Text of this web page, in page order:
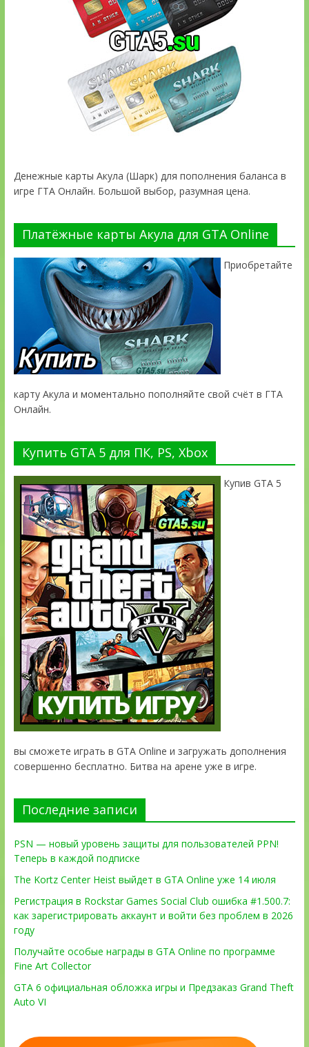
Денежные карты Акула (Шарк) для пополнения баланса в
игре ГТА Онлайн. Большой выбор, разумная цена.
Платёжные карты Акула для GTA Online
Приобретайте
карту Акула и моментально пополняйте свой счёт в ГТА
Онлайн.
Купить GTA 5 для ПК, PS, Xbox
Купив GTA 5
вы сможете играть в GTA Online и загружать дополнения
совершенно бесплатно. Битва на арене уже в игре.
Последние записи
PSN — новый уровень защиты для пользователей PPN!
Теперь в каждой подписке
The Kortz Center Heist выйдет в GTA Online уже 14 июля
Регистрация в Rockstar Games Social Club ошибка #1.500.7:
как зарегистрировать аккаунт и войти без проблем в 2026
году
Получайте особые награды в GTA Online по программе
Fine Art Collector
GTA 6 официальная обложка игры и Предзаказ Grand Theft
Auto VI